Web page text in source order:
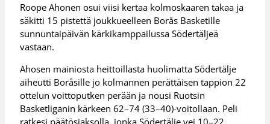
Roope Ahonen osui viisi kertaa kolmoskaaren takaa ja
säkitti 15 pistettä joukkueelleen Borås Basketille
sunnuntaipäivän kärkikamppailussa Södertäljeä
vastaan.
Ahosen mainiosta heittoillasta huolimatta Södertälje
aiheutti Boråsille jo kolmannen perättäisen tappion 22
ottelun voittoputken perään ja nousi Ruotsin
Basketliganin kärkeen 62–74 (33–40)-voitollaan. Peli
ratkesi päätösjaksolla, jonka Södertälje vei 10–22.